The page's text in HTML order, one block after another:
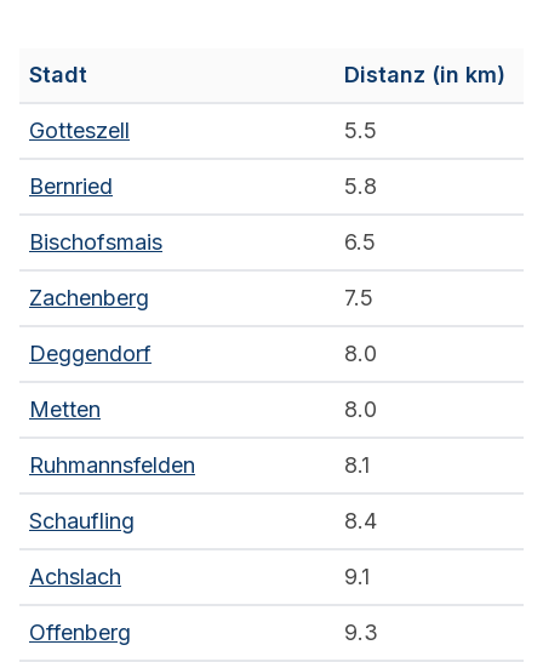
Stadt Distanz (in km)
Gotteszell 5.5
Bernried 5.8
Bischofsmais 6.5
Zachenberg 7.5
Deggendorf 8.0
Metten 8.0
Ruhmannsfelden 8.1
Schaufling 8.4
Achslach 9.1
Offenberg 9.3